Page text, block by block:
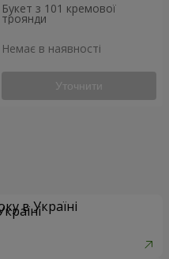
Букет з 101 кремової
троянди
Немає в наявності
Уточнити
в Україні